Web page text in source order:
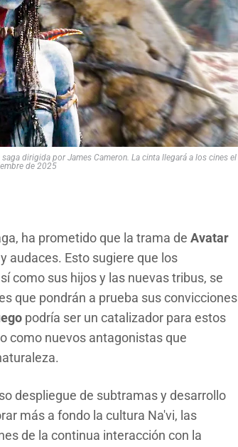
dirigida por James Cameron. La cinta llegará a los cines el
de 2025
ha prometido que la trama de Avatar
audaces. Esto sugiere que los
como sus hijos y las nuevas tribus, se
que pondrán a prueba sus convicciones
podría ser un catalizador para estos
como nuevos antagonistas que
despliegue de subtramas y desarrollo
más a fondo la cultura Na'vi, las
de la continua interacción con la